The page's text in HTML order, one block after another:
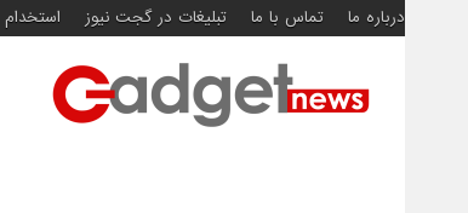
درباره ما تماس با ما تبلیغات در گجت نیوز استخدام